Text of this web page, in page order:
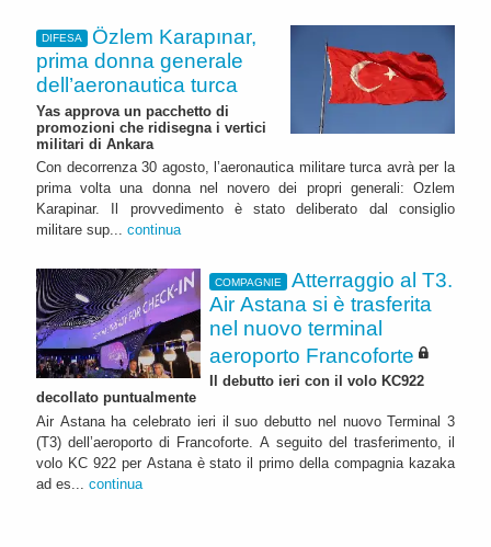
DIFESA
Özlem Karapınar,
prima donna generale
dell’aeronautica turca
Yas approva un pacchetto di
promozioni che ridisegna i vertici
militari di Ankara
Con decorrenza 30 agosto, l’aeronautica militare turca avrà per la
prima volta una donna nel novero dei propri generali: Ozlem
Karapinar. Il provvedimento è stato deliberato dal consiglio
militare sup... continua
COMPAGNIE
Atterraggio al T3.
Air Astana si è trasferita
nel nuovo terminal
aeroporto Francoforte
Il debutto ieri con il volo KC922
decollato puntualmente
Air Astana ha celebrato ieri il suo debutto nel nuovo Terminal 3
(T3) dell’aeroporto di Francoforte. A seguito del trasferimento, il
volo KC 922 per Astana è stato il primo della compagnia kazaka
ad es... continua